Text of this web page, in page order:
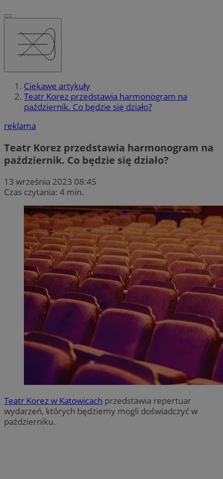
Ciekawe artykuły
Teatr Korez przedstawia harmonogram na
październik. Co będzie się działo?
reklama
Teatr Korez przedstawia harmonogram na
październik. Co będzie się działo?
13 września 2023 08:45
Czas czytania: 4 min.
Teatr Korez w Katowicach przedstawia repertuar
wydarzeń, których będziemy mogli doświadczyć w
październiku.